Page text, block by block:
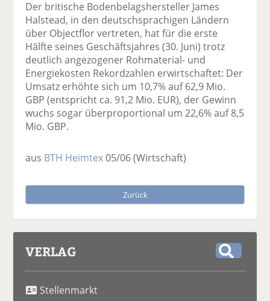
Der britische Bodenbelagshersteller James
Halstead, in den deutschsprachigen Ländern
über Objectflor vertreten, hat für die erste
Hälfte seines Geschäftsjahres (30. Juni) trotz
deutlich angezogener Rohmaterial- und
Energiekosten Rekordzahlen erwirtschaftet: Der
Umsatz erhöhte sich um 10,7% auf 62,9 Mio.
GBP (entspricht ca. 91,2 Mio. EUR), der Gewinn
wuchs sogar überproportional um 22,6% auf 8,5
Mio. GBP.
aus BTH Heimtex05/06(Wirtschaft)
Zurück
VERLAG
Stellenmarkt